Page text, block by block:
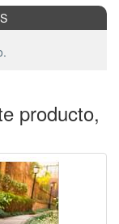
producto,